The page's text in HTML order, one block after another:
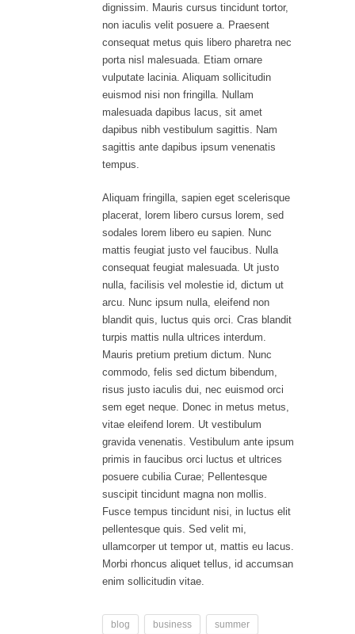
dignissim. Mauris cursus tincidunt tortor,
non iaculis velit posuere a. Praesent
consequat metus quis libero pharetra nec
porta nisl malesuada. Etiam ornare
vulputate lacinia. Aliquam sollicitudin
euismod nisi non fringilla. Nullam
malesuada dapibus lacus, sit amet
dapibus nibh vestibulum sagittis. Nam
sagittis ante dapibus ipsum venenatis
tempus.
Aliquam fringilla, sapien eget scelerisque
placerat, lorem libero cursus lorem, sed
sodales lorem libero eu sapien. Nunc
mattis feugiat justo vel faucibus. Nulla
consequat feugiat malesuada. Ut justo
nulla, facilisis vel molestie id, dictum ut
arcu. Nunc ipsum nulla, eleifend non
blandit quis, luctus quis orci. Cras blandit
turpis mattis nulla ultrices interdum.
Mauris pretium pretium dictum. Nunc
commodo, felis sed dictum bibendum,
risus justo iaculis dui, nec euismod orci
sem eget neque. Donec in metus metus,
vitae eleifend lorem. Ut vestibulum
gravida venenatis. Vestibulum ante ipsum
primis in faucibus orci luctus et ultrices
posuere cubilia Curae; Pellentesque
suscipit tincidunt magna non mollis.
Fusce tempus tincidunt nisi, in luctus elit
pellentesque quis. Sed velit mi,
ullamcorper ut tempor ut, mattis eu lacus.
Morbi rhoncus aliquet tellus, id accumsan
enim sollicitudin vitae.
blog business summer